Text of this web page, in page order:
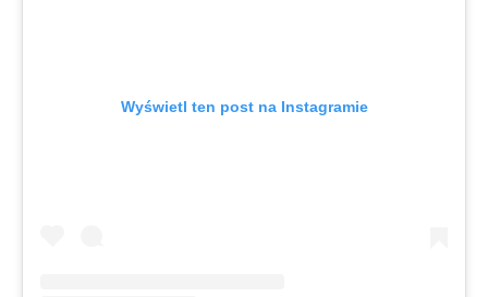
Wyświetl ten post na Instagramie